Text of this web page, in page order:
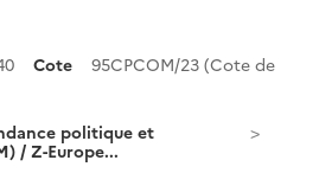
Cote
95CPCOM/23 (Cote de
politique et
/ Z-Europe...